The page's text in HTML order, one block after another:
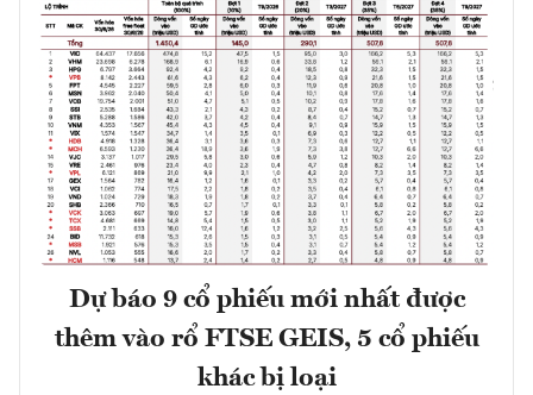
Dự báo 9 cổ phiếu mới nhất được
thêm vào rổ FTSE GEIS, 5 cổ phiếu
khác bị loại